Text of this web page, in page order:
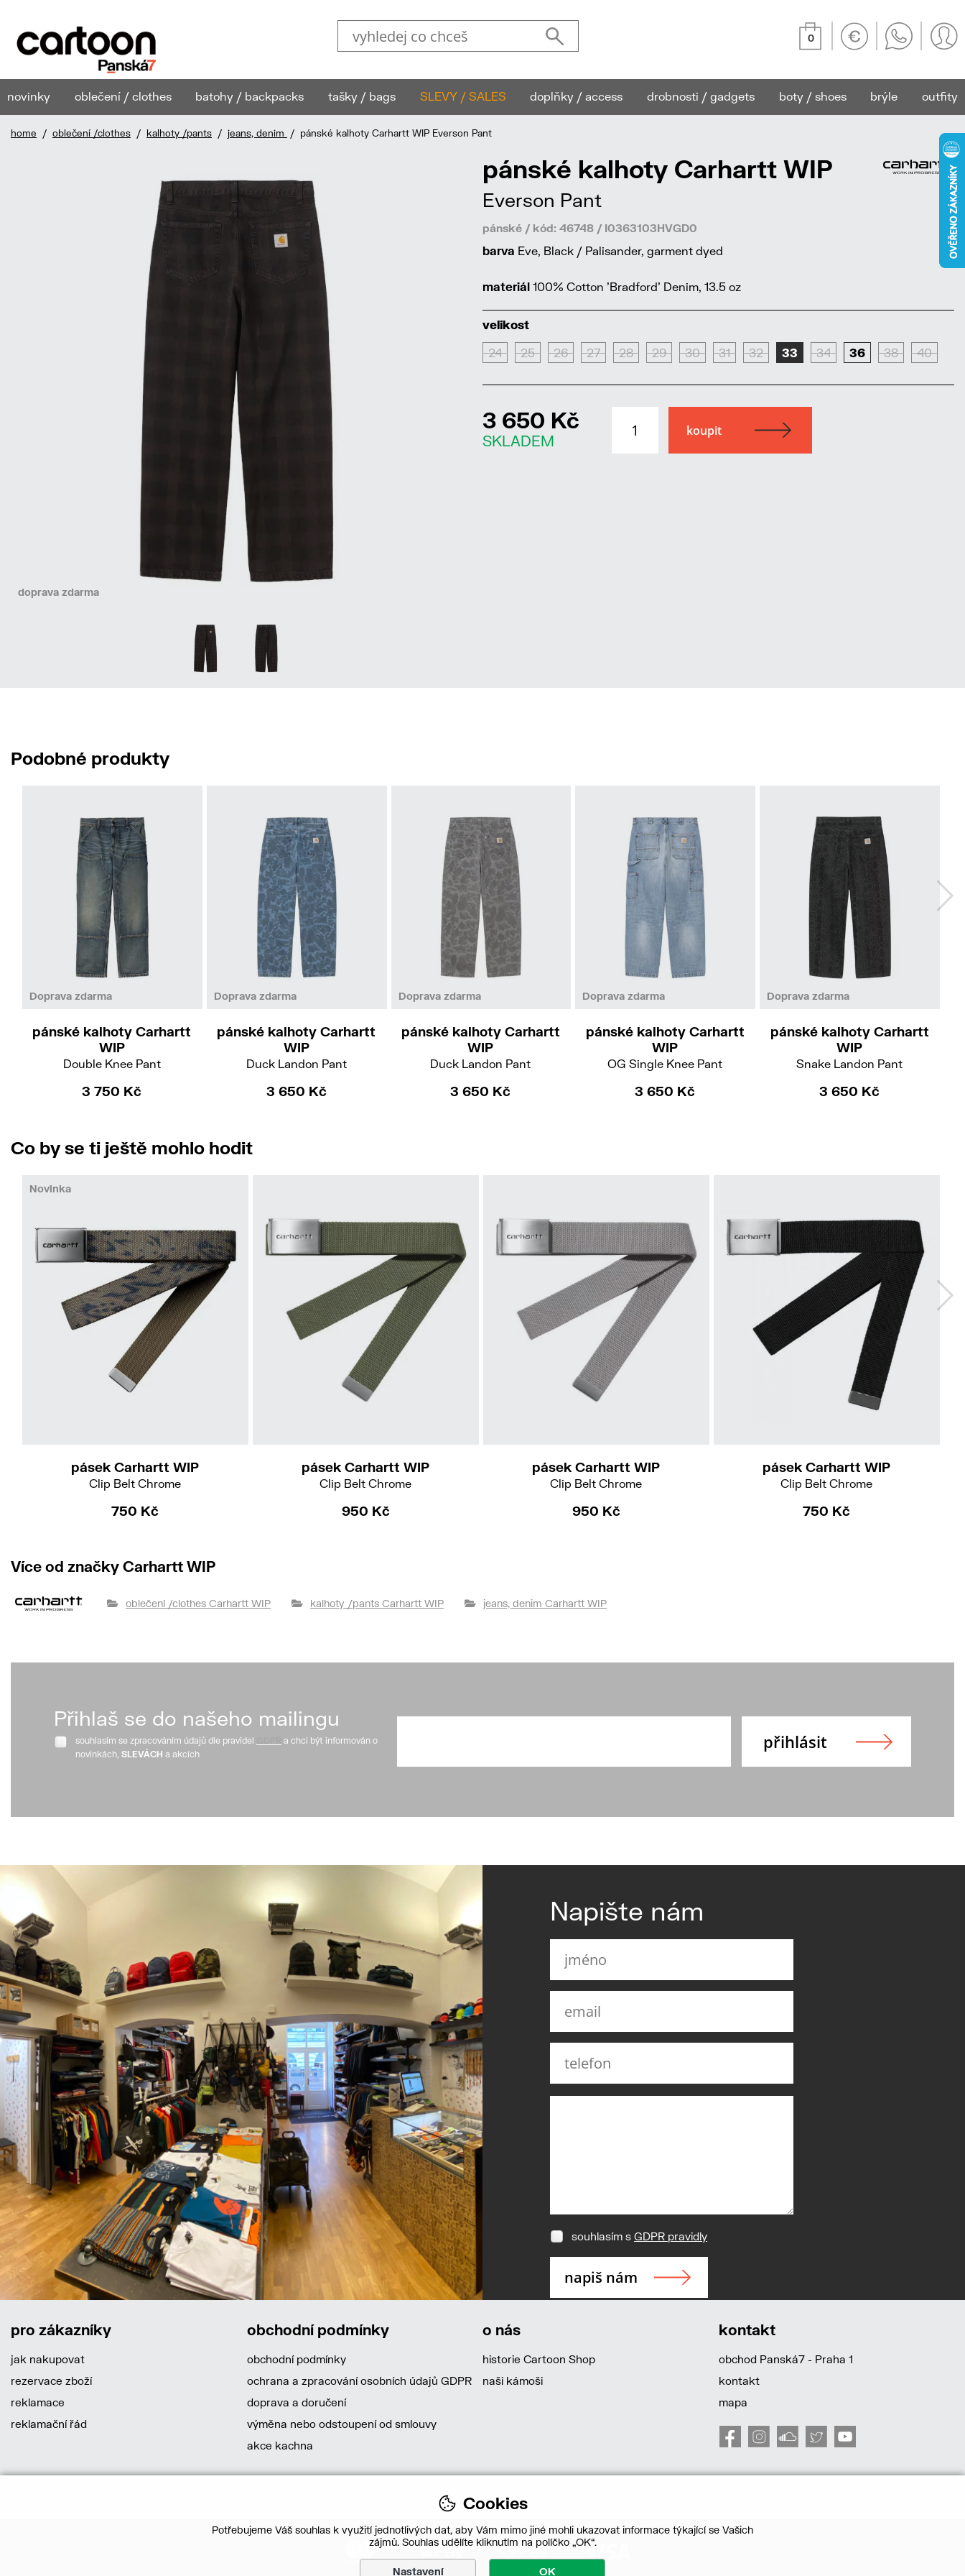
0
novinky oblečení / clothes batohy / backpacks tašky / bags SLEVY / SALES doplňky / access drobnosti / gadgets boty / shoes brýle outfity
home / oblečení /clothes / kalhoty /pants / jeans, denim / pánské kalhoty Carhartt WIP Everson Pant
doprava zdarma
pánské kalhoty Carhartt WIP
Everson Pant
pánské / kód: 46748 / I0363103HVGD0
barva Eve, Black / Palisander, garment dyed
materiál 100% Cotton 'Bradford' Denim, 13.5 oz
velikost
24 25 26 27 28 29 30 31 32 33 34 36 38 40
3 650 Kč
SKLADEM
Podobné produkty
Doprava zdarma
33/32
pánské kalhoty Carhartt
WIP
Double Knee Pant
3 750 Kč
Doprava zdarma
33
pánské kalhoty Carhartt
WIP
Duck Landon Pant
3 650 Kč
Doprava zdarma
31
pánské kalhoty Carhartt
WIP
Duck Landon Pant
3 650 Kč
Doprava zdarma
pánské kalhoty Carhartt
WIP
OG Single Knee Pant
3 650 Kč
Doprava zdarma
31
pánské kalhoty Carhartt
WIP
Snake Landon Pant
3 650 Kč
Co by se ti ještě mohlo hodit
Novinka
pásek Carhartt WIP
Clip Belt Chrome
750 Kč
pásek Carhartt WIP
Clip Belt Chrome
950 Kč
pásek Carhartt WIP
Clip Belt Chrome
950 Kč
pásek Carhartt WIP
Clip Belt Chrome
750 Kč
Více od značky Carhartt WIP
oblečení /clothes Carhartt WIP kalhoty /pants Carhartt WIP jeans, denim Carhartt WIP
Přihlaš se do našeho mailingu
souhlasím se zpracováním údajů dle pravidel
a chci být informován o
novinkách, SLEVÁCH a akcích
Napište nám
souhlasím sGDPR pravidly
pro zákazníky
jak nakupovat
rezervace zboží
reklamace
reklamační řád
obchodní podmínky
obchodní podmínky
ochrana a zpracování osobních údajů GDPR
doprava a doručení
výměna nebo odstoupení od smlouvy
akce kachna
o nás
historie Cartoon Shop
naši kámoši
kontakt
obchod Panská7 - Praha 1
kontakt
mapa
Cookies
Potřebujeme Váš souhlas k využití jednotlivých dat, aby Vám mimo jiné mohli ukazovat informace týkající se Vašich
zájmů. Souhlas udělíte kliknutím na políčko „OK“.
Nastavení OK